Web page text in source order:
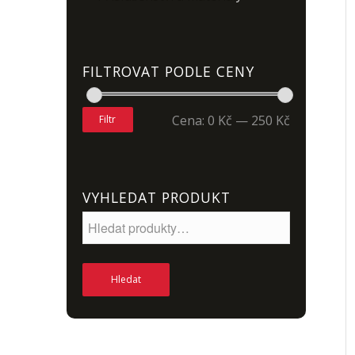
FILTROVAT PODLE CENY
Filtr Cena: 0 Kč — 250 Kč
VYHLEDAT PRODUKT
Hledat